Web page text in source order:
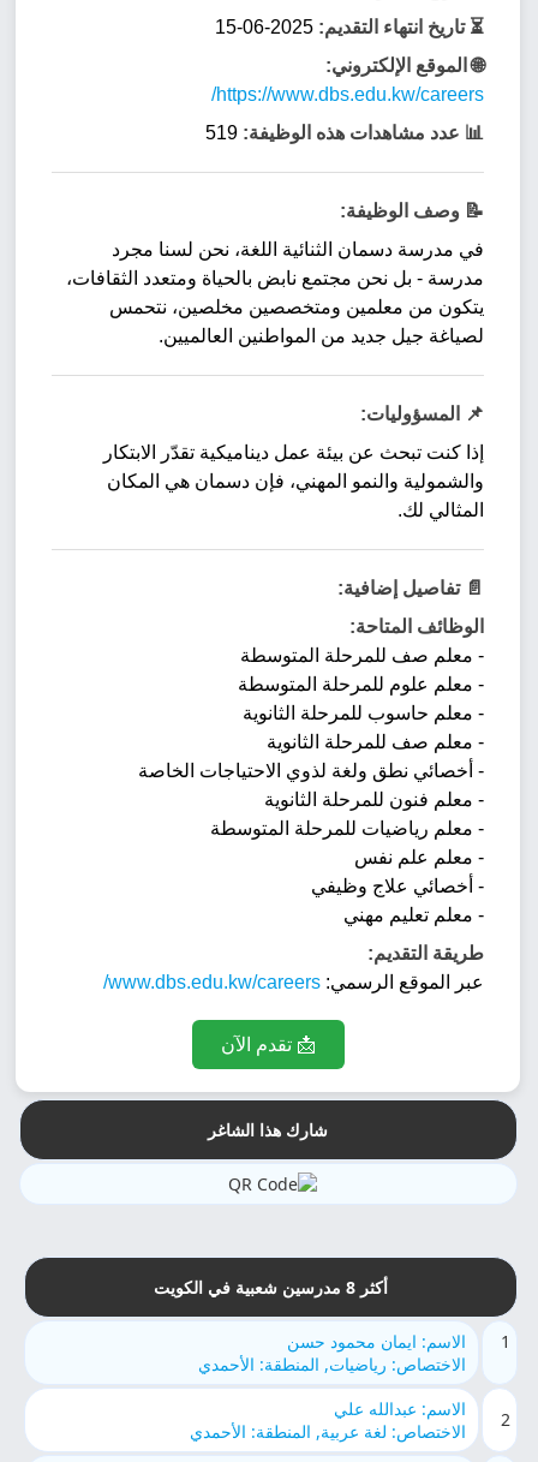
⏳ تاريخ انتهاء التقديم:
🌐 الموقع الإلكتروني:
https://www.dbs.edu.kw/careers/
📊 عدد مشاهدات هذه الوظيفة:
📝 وصف الوظيفة:
في مدرسة دسمان الثنائية اللغة، نحن لسنا مجرد
مدرسة - بل نحن مجتمع نابض بالحياة ومتعدد الثقافات،
يتكون من معلمين ومتخصصين مخلصين، نتحمس
لصياغة جيل جديد من المواطنين العالميين.
📌 المسؤوليات:
إذا كنت تبحث عن بيئة عمل ديناميكية تقدّر الابتكار
والشمولية والنمو المهني، فإن دسمان هي المكان
المثالي لك.
📄 تفاصيل إضافية:
الوظائف المتاحة:
- معلم صف للمرحلة المتوسطة
- معلم علوم للمرحلة المتوسطة
- معلم حاسوب للمرحلة الثانوية
- معلم صف للمرحلة الثانوية
- أخصائي نطق ولغة لذوي الاحتياجات الخاصة
- معلم فنون للمرحلة الثانوية
- معلم رياضيات للمرحلة المتوسطة
- معلم علم نفس
- أخصائي علاج وظيفي
- معلم تعليم مهني
طريقة التقديم:
عبر الموقع الرسمي: www.dbs.edu.kw/careers/
📩 تقدم الآن
شارك هذا الشاغر
أكثر 8 مدرسين شعبية في الكويت
1
الاسم: ايمان محمود حسن
الاختصاص: رياضيات, المنطقة: الأحمدي
2
الاسم: عبدالله علي
الاختصاص: لغة عربية, المنطقة: الأحمدي